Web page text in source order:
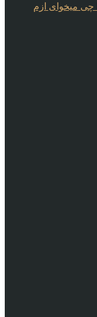
چی میخوای ازم